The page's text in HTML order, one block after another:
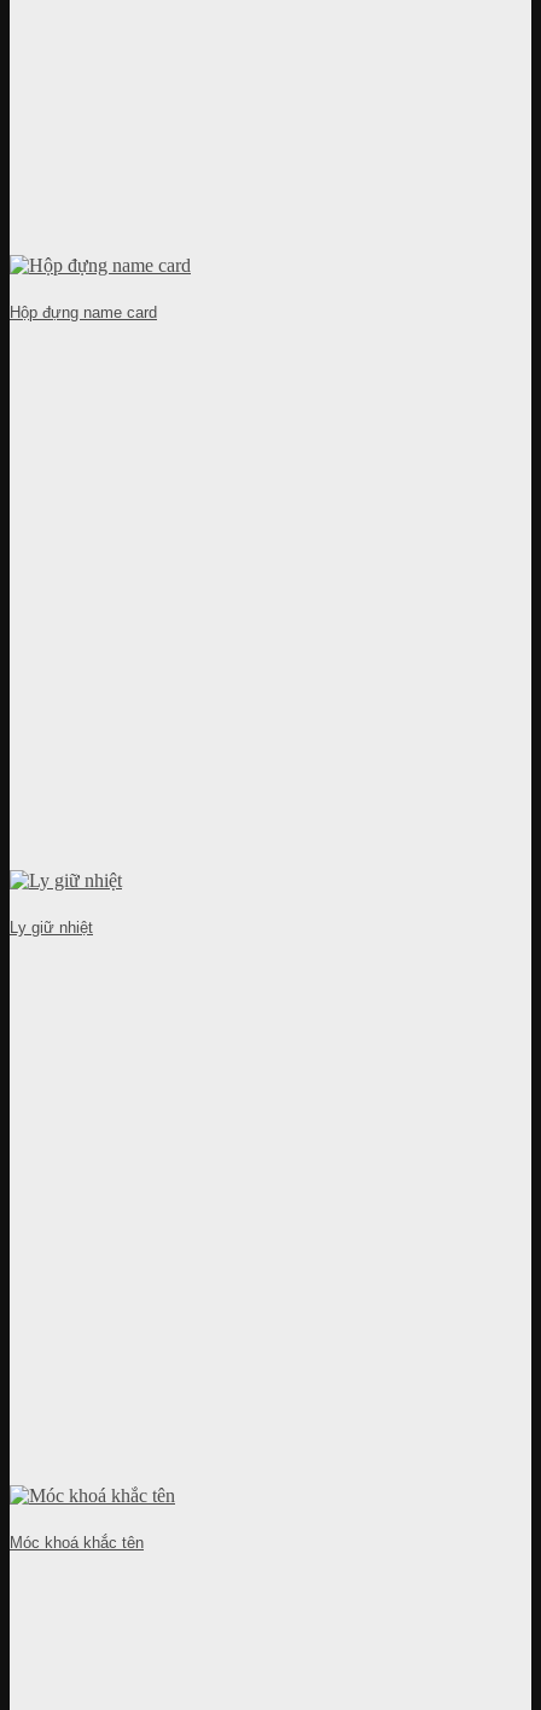
Hộp đựng name card
Ly giữ nhiệt
Móc khoá khắc tên